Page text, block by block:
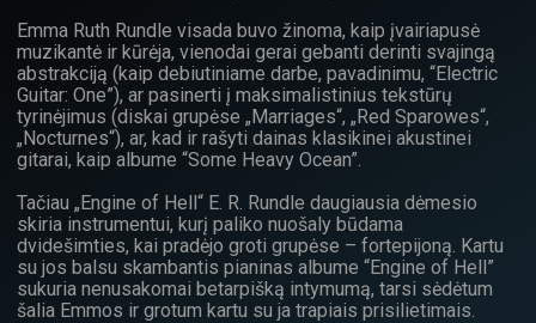
Emma Ruth Rundle visada buvo žinoma, kaip įvairiapusė
muzikantė ir kūrėja, vienodai gerai gebanti derinti svajingą
abstrakciją (kaip debiutiniame darbe, pavadinimu, “Electric
Guitar: One”), ar pasinerti į maksimalistinius tekstūrų
tyrinėjimus (diskai grupėse „Marriages“, „Red Sparowes“,
„Nocturnes“), ar, kad ir rašyti dainas klasikinei akustinei
gitarai, kaip albume “Some Heavy Ocean”.
Tačiau „Engine of Hell“ E. R. Rundle daugiausia dėmesio
skiria instrumentui, kurį paliko nuošaly būdama
dvidešimties, kai pradėjo groti grupėse – fortepijoną. Kartu
su jos balsu skambantis pianinas albume “Engine of Hell”
sukuria nenusakomai betarpišką intymumą, tarsi sėdėtum
šalia Emmos ir grotum kartu su ja trapiais prisilietimais.